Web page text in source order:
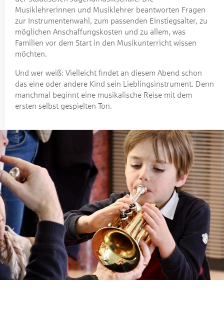
Musiklehrerinnen und Musiklehrer beantworten Fragen
zur Instrumentenwahl, zum passenden Einstiegsalter, zu
möglichen Anschaffungskosten und zu allem, was
Familien vor dem Start in den Musikunterricht wissen
möchten.
Und wer weiß: Vielleicht findet an diesem Abend schon
das eine oder andere Kind sein Lieblingsinstrument. Denn
manchmal beginnt eine musikalische Reise mit dem
ersten selbst gespielten Ton.